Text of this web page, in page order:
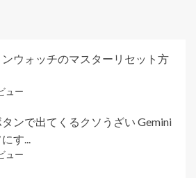
ンウォッチのマスターリセット方
ュー
ンで出てくるクソうざい Gemini
す...
ュー